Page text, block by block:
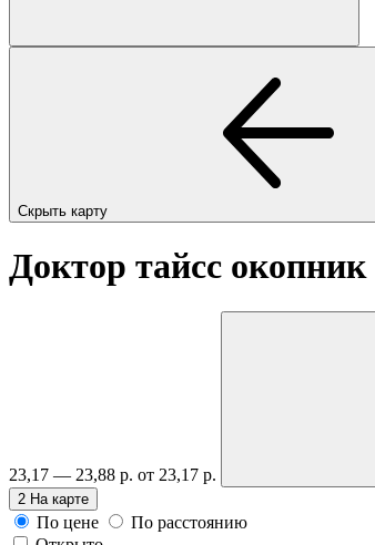
Скрыть карту
Доктор тайсс
23,17 — 23,88 р. от 23,17 р.
2 На карте
По цене
По расстоянию